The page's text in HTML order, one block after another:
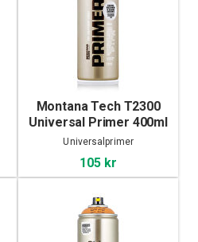
Montana Tech T2300
Universal Primer 400ml
Universalprimer
105 kr